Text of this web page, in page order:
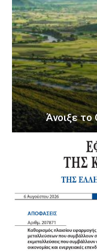
Άνοιξε το